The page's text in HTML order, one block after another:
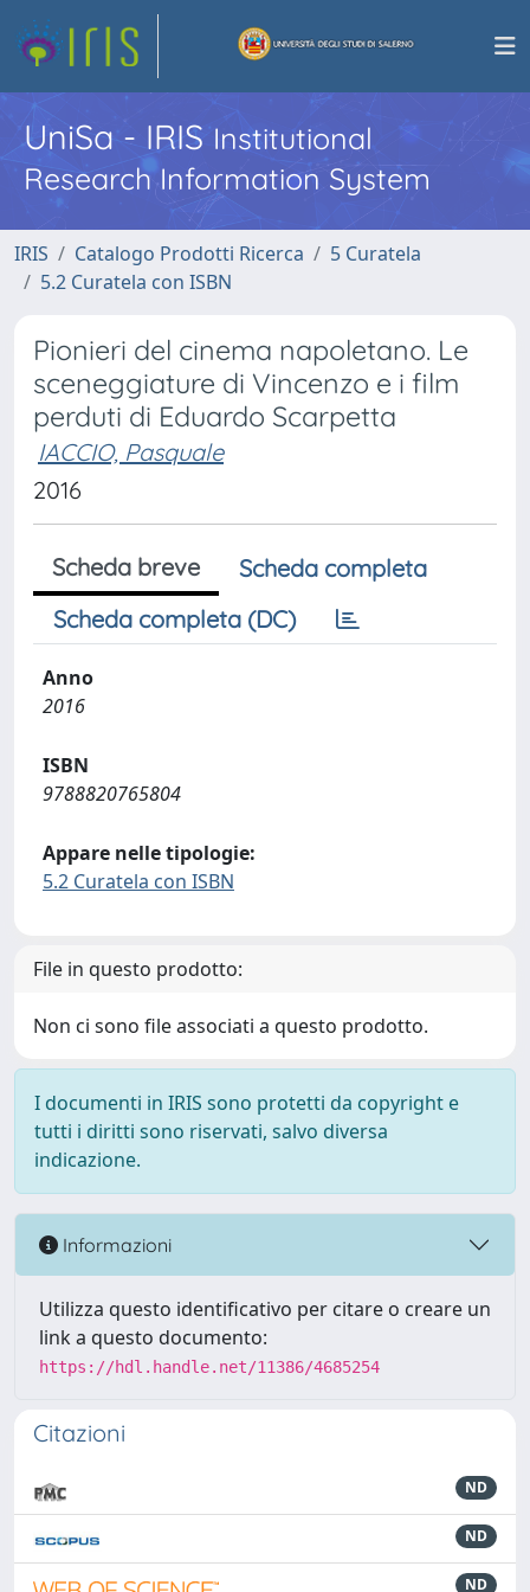
UniSa - IRISInstitutional
Research Information System
IRIS Catalogo Prodotti Ricerca
5 Curatela
5.2 Curatela con ISBN
Pionieri del cinema napoletano. Le
sceneggiature di Vincenzo e i film
perduti di Eduardo Scarpetta
IACCIO, Pasquale
2016
Scheda breve
Scheda completa
Scheda completa (DC)
Anno
2016
ISBN
9788820765804
Appare nelle tipologie:
5.2 Curatela con ISBN
File in questo prodotto:
Non ci sono file associati a questo prodotto.
I documenti in IRIS sono protetti da copyright e
tutti i diritti sono riservati, salvo diversa
indicazione.
Informazioni
Utilizza questo identificativo per citare o creare un
link a questo documento:
https://hdl.handle.net/11386/4685254
Citazioni
ND
ND
ND